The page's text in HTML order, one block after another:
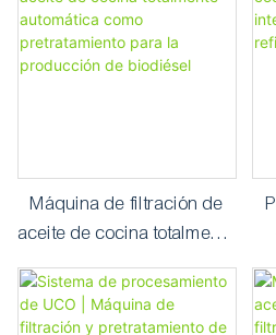
Máquina de filtración de
aceite de cocina totalmente
automática como
pretratamiento para la
producción de biodiésel